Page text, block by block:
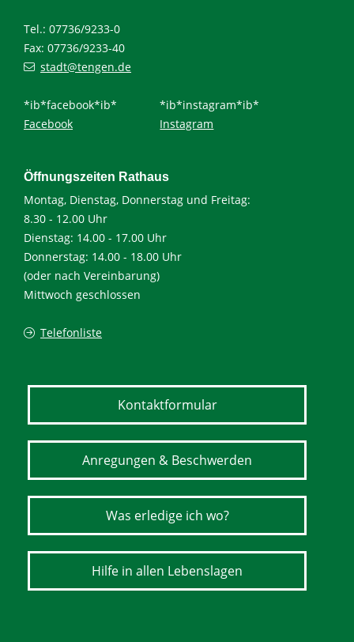
Tel.: 07736/9233-0
Fax: 07736/9233-40
stadt@tengen.de
*ib*facebook*ib*
Facebook
*ib*instagram*ib*
Instagram
Öffnungszeiten Rathaus
Montag, Dienstag, Donnerstag und Freitag:
8.30 - 12.00 Uhr
Dienstag: 14.00 - 17.00 Uhr
Donnerstag: 14.00 - 18.00 Uhr
(oder nach Vereinbarung)
Mittwoch geschlossen
Telefonliste
Kontaktformular
Anregungen & Beschwerden
Was erledige ich wo?
Hilfe in allen Lebenslagen